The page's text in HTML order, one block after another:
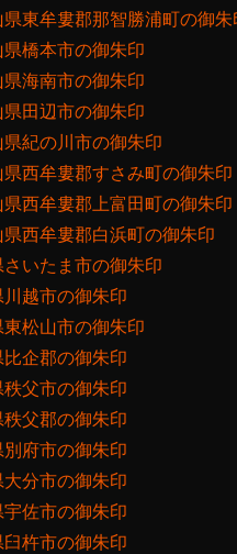
県東牟婁郡那智勝浦町の御朱
橋本市の御朱印
海南市の御朱印
田辺市の御朱印
紀の川市の御朱印
西牟婁郡すさみ町の御朱印
西牟婁郡上富田町の御朱印
西牟婁郡白浜町の御朱印
いたま市の御朱印
越市の御朱印
松山市の御朱印
企郡の御朱印
父市の御朱印
父郡の御朱印
別府市の御朱印
大分市の御朱印
宇佐市の御朱印
臼杵市の御朱印